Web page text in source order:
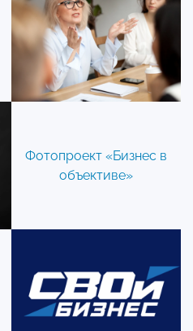
Фотопроект «Бизнес в
объективе»